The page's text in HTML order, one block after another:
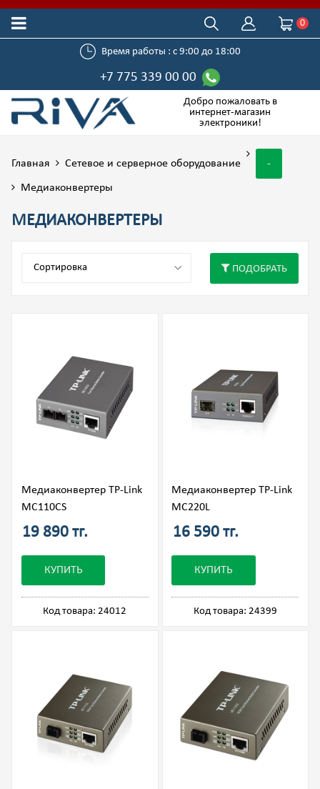
0
Время работы : с 9:00 до 18:00
+7 775 339 00 00
Добро пожаловать в
интернет-магазин
электроники!
Главная Сетевое и серверное оборудование -
Медиаконвертеры
МЕДИАКОНВЕРТЕРЫ
ПОДОБРАТЬ
Mедиаконвертер TP-Link
MC110CS
19 890 тг.
КУПИТЬ
Код товара: 24012
Медиаконвертер TP-Link
MC220L
16 590 тг.
КУПИТЬ
Код товара: 24399